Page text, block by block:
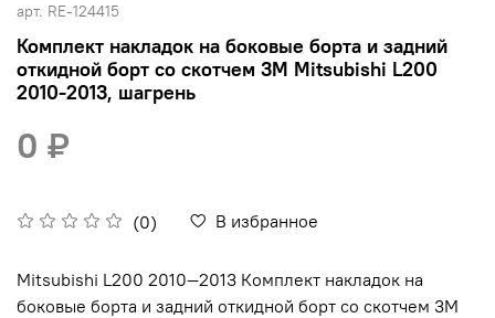
арт. RE-124415
Комплект накладок на боковые борта и задний
откидной борт со скотчем 3М Mitsubishi L200
2010-2013, шагрень
(0) В избранное
0 ₽
Mitsubishi L200 2010—2013 Комплект накладок на
боковые борта и задний откидной борт со скотчем 3М